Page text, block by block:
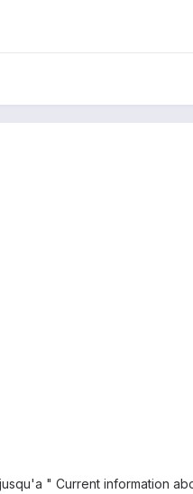
" Current information